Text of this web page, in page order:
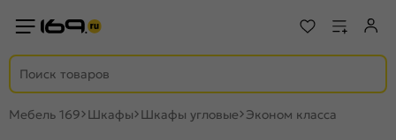
Мебель 169 Шкафы Шкафы угловые Эконом класса